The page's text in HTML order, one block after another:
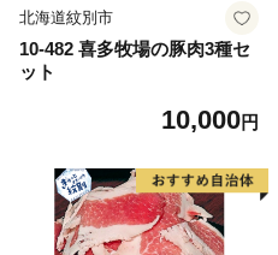
北海道紋別市
10-482 喜多牧場の豚肉3種セ
ット
10,000円